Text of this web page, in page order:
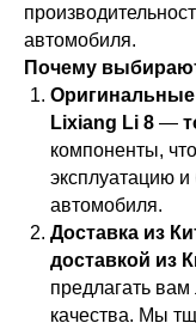
автомобиля.
Почему
Оригинальные
Lixiang Li 8 —
компоненты,
эксплуатацию и
автомобиля.
Доставка из
доставкой из
предлагать
качества. Мы